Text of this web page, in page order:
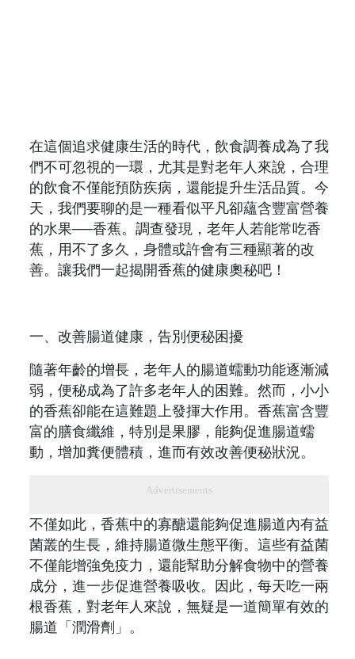
在這個追求健康生活的時代，飲食調養成為了我
們不可忽視的一環，尤其是對老年人來說，合理
的飲食不僅能預防疾病，還能提升生活品質。今
天，我們要聊的是一種看似平凡卻蘊含豐富營養
的水果──香蕉。調查發現，老年人若能常吃香
蕉，用不了多久，身體或許會有三種顯著的改
善。讓我們一起揭開香蕉的健康奧秘吧！
一、改善腸道健康，告別便秘困擾
隨著年齡的增長，老年人的腸道蠕動功能逐漸減
弱，便秘成為了許多老年人的困難。然而，小小
的香蕉卻能在這難題上發揮大作用。香蕉富含豐
富的膳食纖維，特別是果膠，能夠促進腸道蠕
動，增加糞便體積，進而有效改善便秘狀況。
Advertisements
不僅如此，香蕉中的寡醣還能夠促進腸道內有益
菌叢的生長，維持腸道微生態平衡。這些有益菌
不僅能增強免疫力，還能幫助分解食物中的營養
成分，進一步促進營養吸收。因此，每天吃一兩
根香蕉，對老年人來說，無疑是一道簡單有效的
腸道「潤滑劑」。